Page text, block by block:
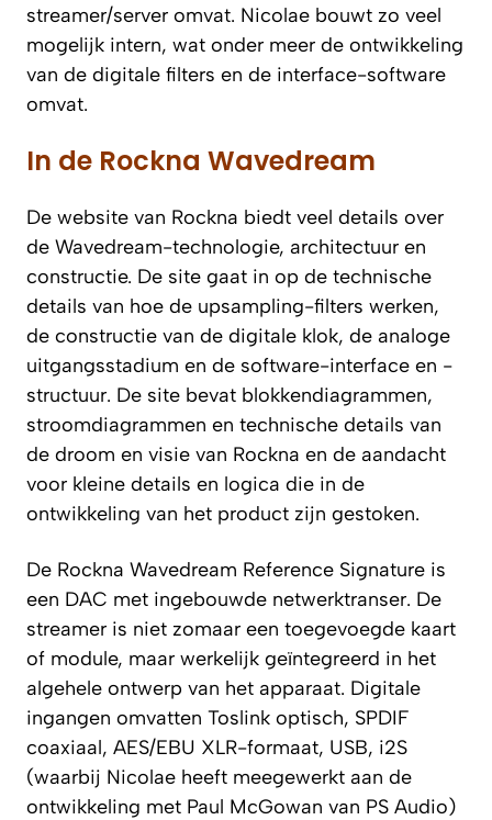
streamer/server omvat. Nicolae bouwt zo veel
mogelijk intern, wat onder meer de ontwikkeling
van de digitale filters en de interface-software
omvat.
In de Rockna Wavedream
De website van Rockna biedt veel details over
de Wavedream-technologie, architectuur en
constructie. De site gaat in op de technische
details van hoe de upsampling-filters werken,
de constructie van de digitale klok, de analoge
uitgangsstadium en de software-interface en -
structuur. De site bevat blokkendiagrammen,
stroomdiagrammen en technische details van
de droom en visie van Rockna en de aandacht
voor kleine details en logica die in de
ontwikkeling van het product zijn gestoken.
De Rockna Wavedream Reference Signature is
een DAC met ingebouwde netwerktranser. De
streamer is niet zomaar een toegevoegde kaart
of module, maar werkelijk geïntegreerd in het
algehele ontwerp van het apparaat. Digitale
ingangen omvatten Toslink optisch, SPDIF
coaxiaal, AES/EBU XLR-formaat, USB, i2S
(waarbij Nicolae heeft meegewerkt aan de
ontwikkeling met Paul McGowan van PS Audio)